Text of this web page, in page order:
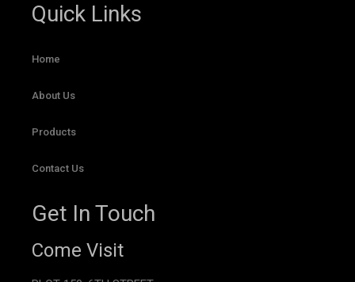
Quick Links
Home
About Us
Products
Contact Us
Get In Touch
Come Visit